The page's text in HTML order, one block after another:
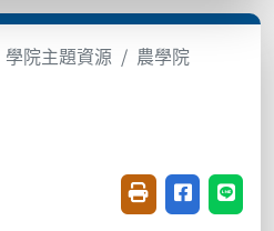
學院主題資源
農學院
友善列印(開新視
分享至臉書
分享